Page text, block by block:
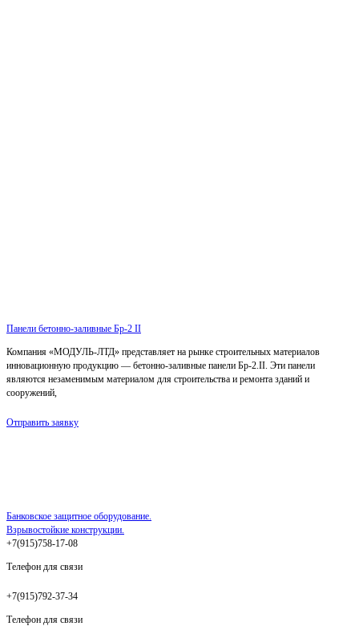
Панели бетонно-заливные Бр-2 II
Компания «МОДУЛЬ-ЛТД» представляет на рынке строительных материалов
инновационную продукцию — бетонно-заливные панели Бр-2.II. Эти панели
являются незаменимым материалом для строительства и ремонта зданий и
сооружений,
Отправить заявку
Банковское защитное оборудование.
Взрывостойкие конструкции.
+7(915)758-17-08
Телефон для связи
+7(915)792-37-34
Телефон для связи